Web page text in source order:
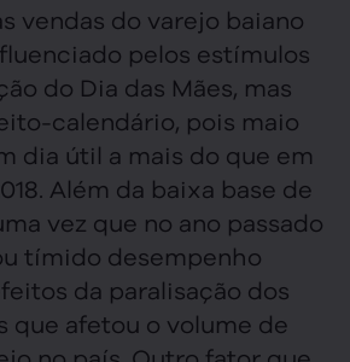
vendas do varejo baiano
pelos estímulos
do Dia das Mães, mas
calendário, pois maio
dia útil a mais do que em
Além da baixa base de
vez que no ano passado
tímido desempenho
da paralisação dos
que afetou o volume de